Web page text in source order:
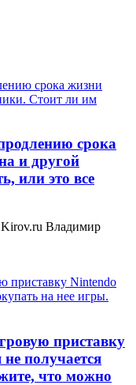
срока
и другой
или это все
Kirov.ru Владимир
приставку
получается
что можно